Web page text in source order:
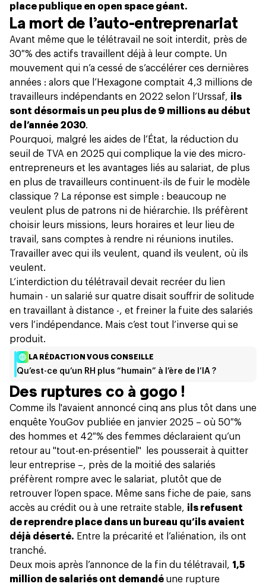
place publique en open space géant.
La mort de l’auto-entreprenariat
Avant même que le télétravail ne soit interdit, près de
30 % des actifs travaillent déjà à leur compte. Un
mouvement qui n’a cessé de s’accélérer ces dernières
années : alors que l’Hexagone comptait 4,3 millions de
travailleurs indépendants en 2022 selon l’Urssaf, ils
sont désormais un peu plus de 9 millions au début
de l’année 2030.
Pourquoi, malgré les aides de l’État, la réduction du
seuil de TVA en 2025 qui complique la vie des micro-
entrepreneurs et les avantages liés au salariat, de plus
en plus de travailleurs continuent-ils de fuir le modèle
classique ? La réponse est simple : beaucoup ne
veulent plus de patrons ni de hiérarchie. Ils préfèrent
choisir leurs missions, leurs horaires et leur lieu de
travail, sans comptes à rendre ni réunions inutiles.
Travailler avec qui ils veulent, quand ils veulent, où ils
veulent.
L’interdiction du télétravail devait recréer du lien
humain - un salarié sur quatre disait souffrir de solitude
en travaillant à distance -, et freiner la fuite des salariés
vers l’indépendance. Mais c’est tout l’inverse qui se
produit.
LA RÉDACTION VOUS CONSEILLE
Qu’est-ce qu’un RH plus “humain” à l’ère de l’IA ?
Des ruptures co à gogo !
Comme ils l'avaient annoncé cinq ans plus tôt dans une
enquête YouGov publiée en janvier 2025 – où 50 %
des hommes et 42 % des femmes déclaraient qu’un
retour au "tout-en-présentiel" les pousserait à quitter
leur entreprise –, près de la moitié des salariés
préfèrent rompre avec le salariat, plutôt que de
retrouver l’open space. Même sans fiche de paie, sans
accès au crédit ou à une retraite stable, ils refusent
de reprendre place dans un bureau qu’ils avaient
déjà déserté. Entre la précarité et l’aliénation, ils ont
tranché.
Deux mois après l’annonce de la fin du télétravail, 1,5
million de salariés ont demandé une rupture